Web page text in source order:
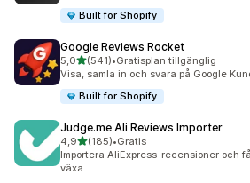
Built for Shopify
Google Reviews Rocket
5,0av 5 stjärnor
(541)
541 recensioner totalt
•Gratisplan tillgänglig
Visa, samla in och svara på Google
Built for Shopify
Judge.me Ali Reviews Importer
4,9av 5 stjärnor
(185)
185 recensioner totalt
•Gratis
Importera AliExpress-recensioner och
växa